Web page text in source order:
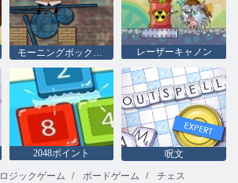
モーニングボックス2 レーザーキャノン
2048ポイント
呪文
ロジックゲーム ボードゲーム
チェス